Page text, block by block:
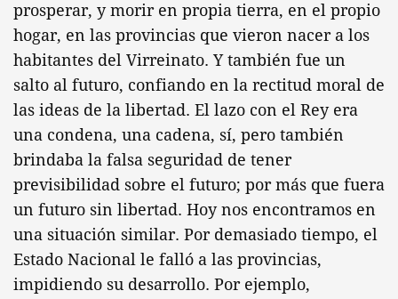
prosperar, y morir en propia tierra, en el propio
hogar, en las provincias que vieron nacer a los
habitantes del Virreinato. Y también fue un
salto al futuro, confiando en la rectitud moral de
las ideas de la libertad. El lazo con el Rey era
una condena, una cadena, sí, pero también
brindaba la falsa seguridad de tener
previsibilidad sobre el futuro; por más que fuera
un futuro sin libertad. Hoy nos encontramos en
una situación similar. Por demasiado tiempo, el
Estado Nacional le falló a las provincias,
impidiendo su desarrollo. Por ejemplo,